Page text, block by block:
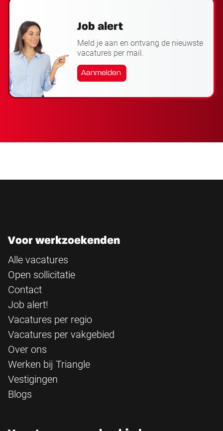
Job alert
Meld je aan en ontvang de nieuwste
vacatures per mail.
Aanmelden
Voor werkzoekenden
Alle vacatures
Open sollicitatie
Contact
Job alert!
Vacatures per regio
Vacatures per vakgebied
Over ons
Werken bij Triangle
Vestigingen
Blogs